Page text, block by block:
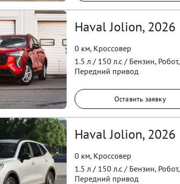
Haval Jolion, 2026
0 км, Кроссовер
1.5 л / 150 л.с / Бензин, Робот,
Передний привод
Оставить заявку
Haval Jolion, 2026
0 км, Кроссовер
1.5 л / 150 л.с / Бензин, Робот,
Передний привод